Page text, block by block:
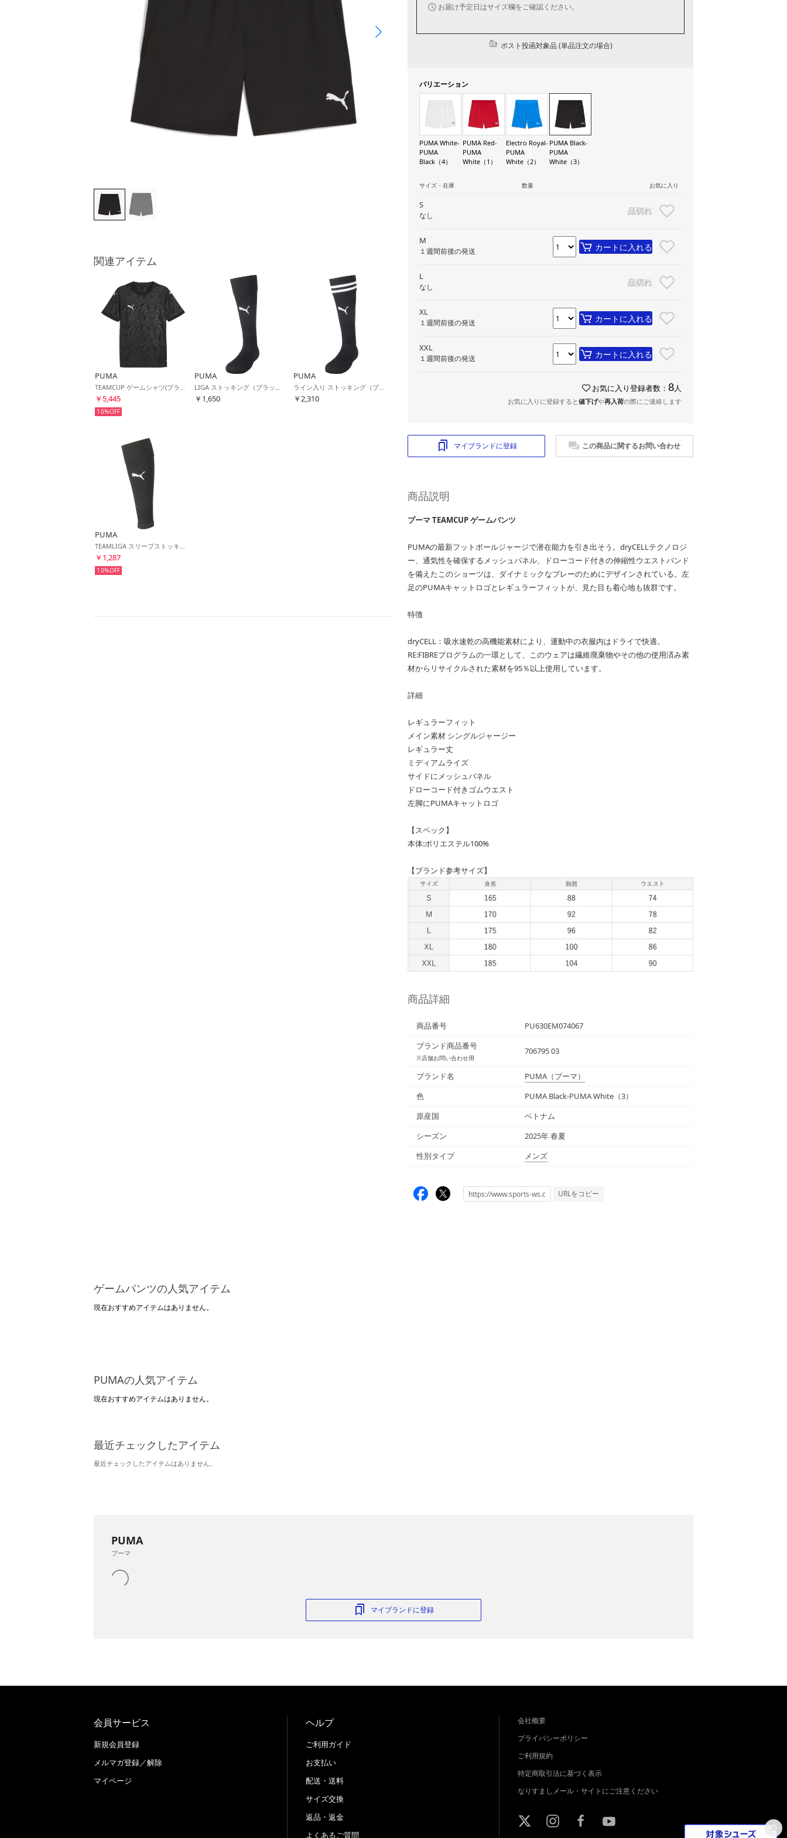
関連アイテム
PUMA
￥5,445
10%
PUMA
￥1,650
PUMA
￥2,310
PUMA
￥1,287
10%
お届け予定日はサイズ欄をご確認ください。
ポスト投函対象品 (単品注文の場合)
バリエーション
PUMA White-
PUMA
Black（4）
PUMA Red-
PUMA
White（1）
Electro Royal-
PUMA
White（2）
PUMA Black-
PUMA
White（3）
サイズ・在庫 数量 お気に入り
S
なし 品切れ
M
１週間前後の発送 カートに入れる
L
なし 品切れ
XL
１週間前後の発送 カートに入れる
XXL
１週間前後の発送 カートに入れる
お気に入り登録者数： 8 人
お気に入りに登録すると値下げや再入荷の際にご連絡します
マイブランドに登録 この商品に関するお問い合わせ
商品説明
プーマ TEAMCUP ゲームパンツ
PUMAの最新フットボールジャージで潜在能力を引き出そう。dryCELLテクノロジ
ー、通気性を確保するメッシュパネル、ドローコード付きの伸縮性ウエストバンド
を備えたこのショーツは、ダイナミックなプレーのためにデザインされている。左
足のPUMAキャットロゴとレギュラーフィットが、見た目も着心地も抜群です。
特徴
dryCELL：吸水速乾の高機能素材により、運動中の衣服内はドライで快適。
RE:FIBREプログラムの一環として、このウェアは繊維廃棄物やその他の使用済み素
材からリサイクルされた素材を95％以上使用しています。
詳細
レギュラーフィット
メイン素材 シングルジャージー
レギュラー丈
ミディアムライズ
サイドにメッシュパネル
ドローコード付きゴムウエスト
左脚にPUMAキャットロゴ
【スペック】
本体:ポリエステル100%
【ブランド参考サイズ】
商品詳細
商品番号
PU630EM074067
ブランド商品番号
※店舗お問い合わせ用
706795 03
ブランド名 PUMA （プーマ）
色
PUMA Black-PUMA White（3）
原産国
ベトナム
シーズン
2025年 春夏
性別タイプ
メンズ
URLをコピー
ゲームパンツの人気アイテム
現在おすすめアイテムはありません。
PUMAの人気アイテム
現在おすすめアイテムはありません。
最近チェックしたアイテム
最近チェックしたアイテムはありません。
PUMA
プーマ
マイブランドに登録
会員サービス
新規会員登録
メルマガ登録／解除
マイページ
ヘルプ
ご利用ガイド
お支払い
配送・送料
サイズ交換
返品・返金
よくあるご質問
会社概要
プライバシーポリシー
ご利用規約
特定商取引法に基づく表示
なりすましメール・サイトにご注意ください